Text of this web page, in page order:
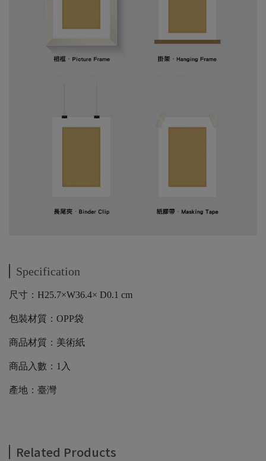
Specification
尺寸：H25.7×W36.4× D0.1 cm
包裝材質：OPP袋
商品材質：美術紙
商品入數：1入
產地：臺灣
Related Products